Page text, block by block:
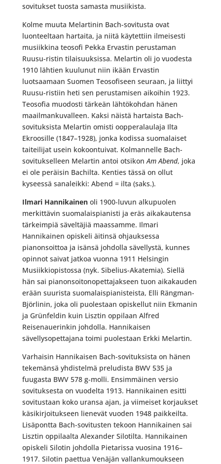
sovitukset tuosta samasta musiikista.
Kolme muuta Melartinin Bach-sovitusta ovat
luonteeltaan hartaita, ja niitä käytettiin ilmeisesti
musiikkina teosofi Pekka Ervastin perustaman
Ruusu-ristin tilaisuuksissa. Melartin oli jo vuodesta
1910 lähtien kuulunut niin ikään Ervastin
luotsaamaan Suomen Teosofiseen seuraan, ja liittyi
Ruusu-ristiin heti sen perustamisen aikoihin 1923.
Teosofia muodosti tärkeän lähtökohdan hänen
maailmankuvalleen. Kaksi näistä hartaista Bach-
sovituksista Melartin omisti oopperalaulaja Ilta
Ekroosille (1847–1928), jonka kodissa suomalaiset
taiteilijat usein kokoontuivat. Kolmannelle Bach-
sovitukselleen Melartin antoi otsikonAm Abend, joka
ei ole peräisin Bachilta. Kenties tässä on ollut
kyseessä sanaleikki: Abend = ilta (saks.).
Ilmari Hannikainen oli 1900-luvun alkupuolen
merkittävin suomalaispianisti ja eräs aikakautensa
tärkeimpiä säveltäjiä maassamme. Ilmari
Hannikainen opiskeli äitinsä ohjauksessa
pianonsoittoa ja isänsä johdolla sävellystä, kunnes
opinnot saivat jatkoa vuonna 1911 Helsingin
Musiikkiopistossa (nyk. Sibelius-Akatemia). Siellä
hän sai pianonsoitonopettajakseen tuon aikakauden
erään suurista suomalaispianisteista, Elli Rängman-
Björlinin, joka oli puolestaan opiskellut niin Ekmanin
ja Grünfeldin kuin Lisztin oppilaan Alfred
Reisenauerinkin johdolla. Hannikaisen
sävellysopettajana toimi puolestaan Erkki Melartin.
Varhaisin Hannikaisen Bach-sovituksista on hänen
tekemänsä yhdistelmä preludista BWV 535 ja
fuugasta BWV 578 g-molli. Ensimmäinen versio
sovituksesta on vuodelta 1913. Hannikainen esitti
sovitustaan koko uransa ajan, ja viimeiset korjaukset
käsikirjoitukseen lienevät vuoden 1948 paikkeilta.
Lisäpontta Bach-sovitusten tekoon Hannikainen sai
Lisztin oppilaalta Alexander Silotilta. Hannikainen
opiskeli Silotin johdolla Pietarissa vuosina 1916–
1917. Silotin paettua Venäjän vallankumoukseen